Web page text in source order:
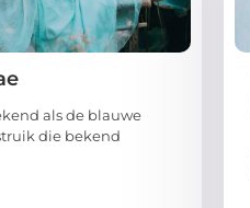
als de blauwe
die bekend